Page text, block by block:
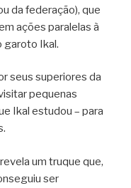
da federação), que
ações paralelas à
garoto Ikal.
seus superiores da
pequenas
Ikal estudou – para
um truque que,
ser